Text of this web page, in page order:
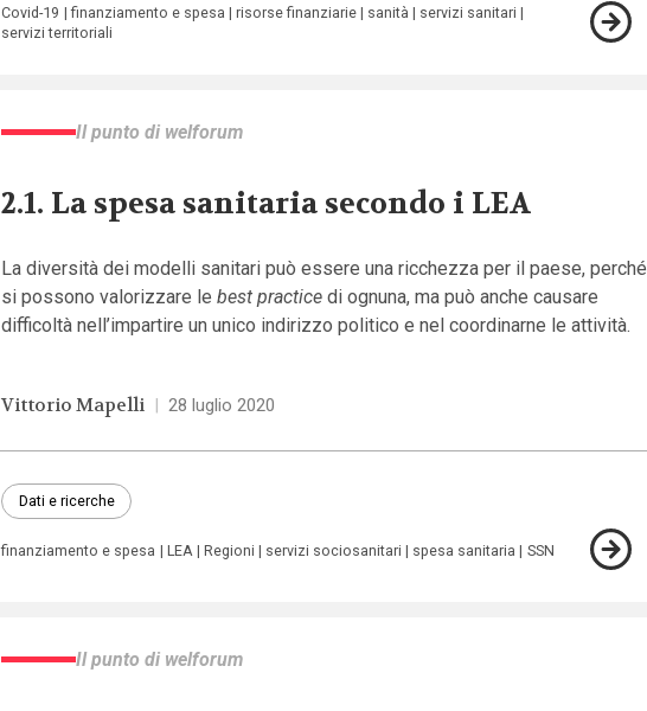
Covid-19 finanziamento e spesa risorse finanziarie sanità
servizi sanitari
servizi territoriali
Il punto di welforum
2.1. La spesa sanitaria secondo i LEA
La diversità dei modelli sanitari può essere una ricchezza per il paese, perché
si possono valorizzare lebest practice di ognuna, ma può anche causare
difficoltà nell’impartire un unico indirizzo politico e nel coordinarne le attività.
Vittorio Mapelli | 28 luglio 2020
Dati e ricerche
finanziamento e spesa LEA Regioni servizi sociosanitari spesa sanitaria SSN
Il punto di welforum